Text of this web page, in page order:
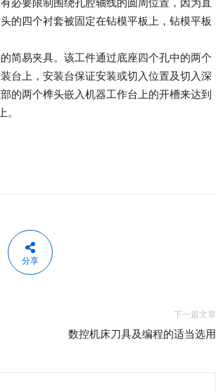
的四个衬套被固定在钻模平板上，钻模平板
简易夹具。该工件通过底座四个孔中的两个
台上，安装台保证安装或切入位置及切入深
的两个榫头嵌入机器工作台上的开槽来达到
分享
下一篇文章
数控机床刀具及编程的适当选用